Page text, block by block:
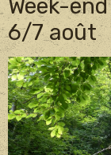
Week-
6/7 août